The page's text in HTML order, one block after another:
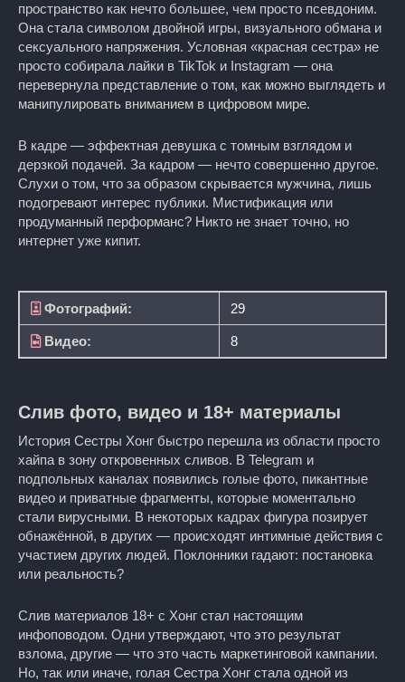
пространство как нечто большее, чем просто псевдоним.
Она стала символом двойной игры, визуального обмана и
сексуального напряжения. Условная «красная сестра» не
просто собирала лайки в TikTok и Instagram — она
перевернула представление о том, как можно выглядеть и
манипулировать вниманием в цифровом мире.
В кадре — эффектная девушка с томным взглядом и
дерзкой подачей. За кадром — нечто совершенно другое.
Слухи о том, что за образом скрывается мужчина, лишь
подогревают интерес публики. Мистификация или
продуманный перформанс? Никто не знает точно, но
интернет уже кипит.
Фотографий: 29
Видео: 8
Слив фото, видео и 18+ материалы
История Сестры Хонг быстро перешла из области просто
хайпа в зону откровенных сливов. В Telegram и
подпольных каналах появились голые фото, пикантные
видео и приватные фрагменты, которые моментально
стали вирусными. В некоторых кадрах фигура позирует
обнажённой, в других — происходят интимные действия с
участием других людей. Поклонники гадают: постановка
или реальность?
Слив материалов 18+ с Хонг стал настоящим
инфоповодом. Одни утверждают, что это результат
взлома, другие — что это часть маркетинговой кампании.
Но, так или иначе, голая Сестра Хонг стала одной из